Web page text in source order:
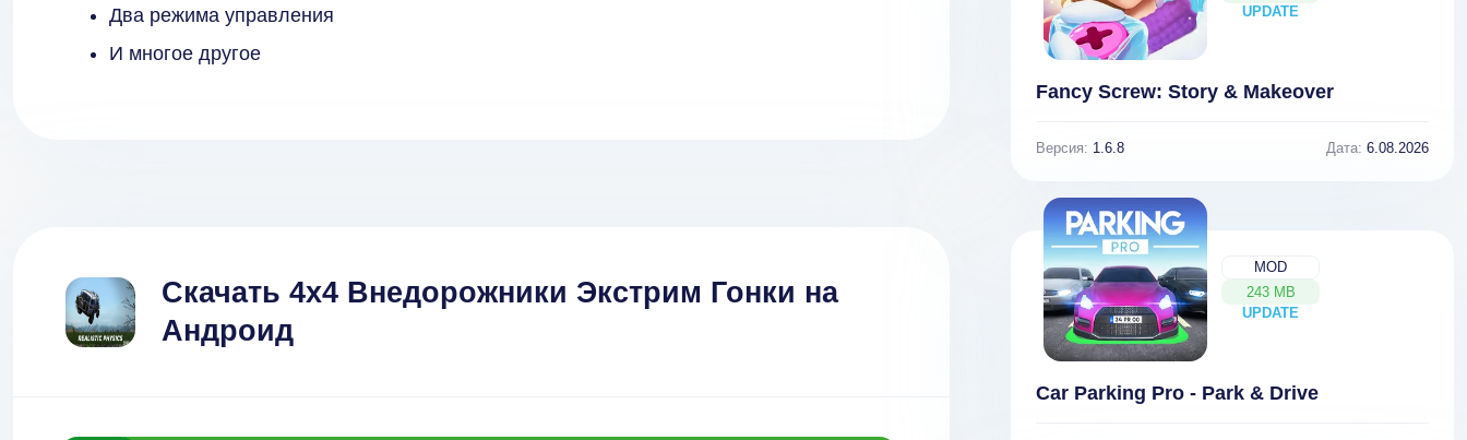
Два режима управления
И многое другое
Скачать 4x4 Внедорожники Экстрим Гонки на
Андроид
UPDATE
NEW
Fancy Screw: Story & Makeover
Версия: 1.6.8 Дата: 6.08.2026
MOD
243 MB
UPDATE
NEW
Car Parking Pro - Park & Drive